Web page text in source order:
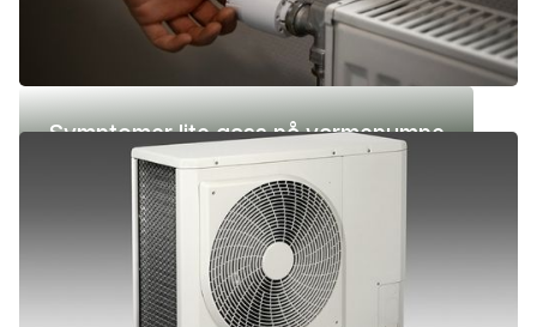
Symptomer lite gass på varmepumpe